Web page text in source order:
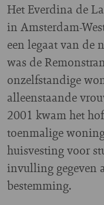
Het Everdina de
in Amsterdam-
een legaat van de
was de
onzelfstandige
alleenstaande
2001 kwam het
toenmalige
huisvesting voor
invulling gegeven
bestemming.